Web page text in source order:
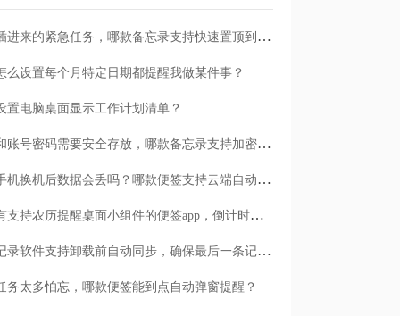
临时插进来的紧急任务，哪款备忘录支持快速置顶到清单首位？
么设置每个月特定日期都提醒我做某件事？
置电脑桌面显示工作计划清单？
日记和账号密码需要安全存放，哪款备忘录支持加密保护？
安卓手机换机后数据会丢吗？哪款便签支持云端自动备份？
有没有支持农历提醒桌面小组件的便签app，倒计时一目了然
哪款记录软件支持卸载前自动同步，确保最后一条记录不丢失？
务太多怕忘，哪款便签能到点自动弹窗提醒？